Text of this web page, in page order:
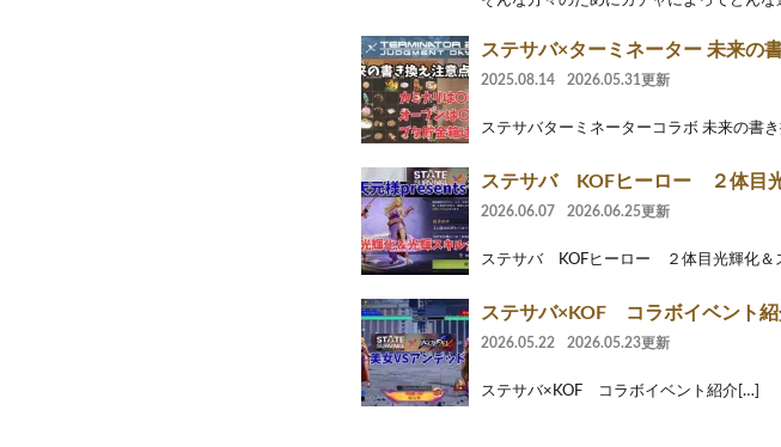
ステサバ×ターミネーター 未来の
2025.08.14 2026.05.31更新
ステサバターミネーターコラボ 未来の書
ステサバ KOFヒーロー ２体目
2026.06.07 2026.06.25更新
ステサバ KOFヒーロー ２体目光輝化＆
ステサバ×KOF コラボイベント
2026.05.22 2026.05.23更新
ステサバ×KOF コラボイベント紹介[…]